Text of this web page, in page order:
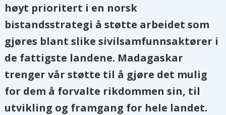
høyt prioritert i en norsk
bistandsstrategi å støtte arbeidet som
gjøres blant slike sivilsamfunnsaktører i
de fattigste landene. Madagaskar
trenger vår støtte til å gjøre det mulig
for dem å forvalte rikdommen sin, til
utvikling og framgang for hele landet.